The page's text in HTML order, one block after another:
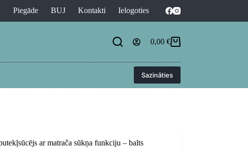
Piegāde BUJ Kontakti Ielogoties
Shopping
0,00 €
Sazināties
ar matrača sūkņa funkciju – balts